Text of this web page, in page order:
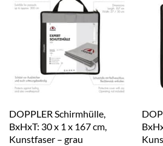
DOPPLER Schirmhülle,
BxHxT: 30 x 1 x 167 cm,
Kunstfaser – grau